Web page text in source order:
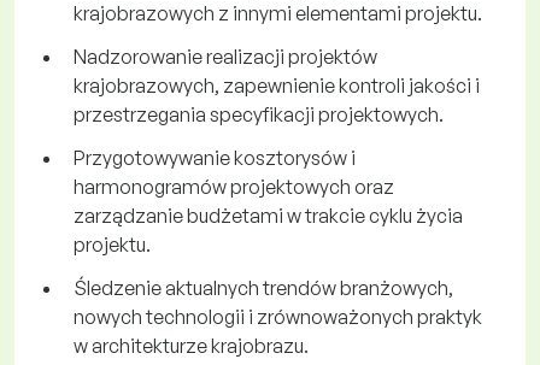
krajobrazowych z innymi elementami projektu.
Nadzorowanie realizacji projektów
krajobrazowych, zapewnienie kontroli jakości i
przestrzegania specyfikacji projektowych.
Przygotowywanie kosztorysów i
harmonogramów projektowych oraz
zarządzanie budżetami w trakcie cyklu życia
projektu.
Śledzenie aktualnych trendów branżowych,
nowych technologii i zrównoważonych praktyk
w architekturze krajobrazu.